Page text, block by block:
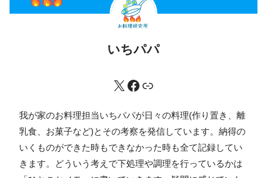
いちパパ
我が家のお料理担当いちパパが日々の料理(作り置き、離
乳食、お菓子など)とその考察を発信しています。納得の
いくものができた時もできなかった時も全て記録してい
きます。どういう考えで下処理や調理を行っているかは